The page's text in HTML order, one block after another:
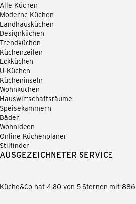
Alle Küchen
Moderne Küchen
Landhausküchen
Designküchen
Trendküchen
Küchenzeilen
Eckküchen
U-Küchen
Kücheninseln
Wohnküchen
Hauswirtschaftsräume
Speisekammern
Bäder
Wohnideen
Online Küchenplaner
Stilfinder
AUSGEZEICHNETER SERVICE
Küche&Co hat 4,80 von 5 Sternen mit